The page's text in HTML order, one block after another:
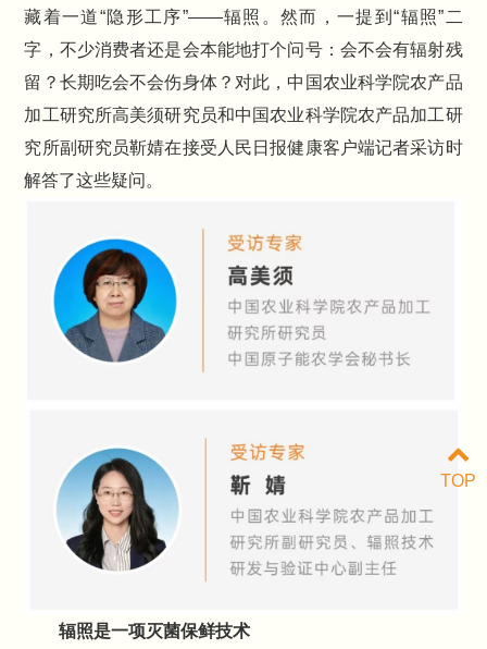
藏着一道“隐形工序”——辐照。然而，一提到“辐照”二
字，不少消费者还是会本能地打个问号：会不会有辐射残
留？长期吃会不会伤身体？对此，中国农业科学院农产品
加工研究所高美须研究员和中国农业科学院农产品加工研
究所副研究员靳婧在接受人民日报健康客户端记者采访时
解答了这些疑问。
辐照是一项灭菌保鲜技术
TOP